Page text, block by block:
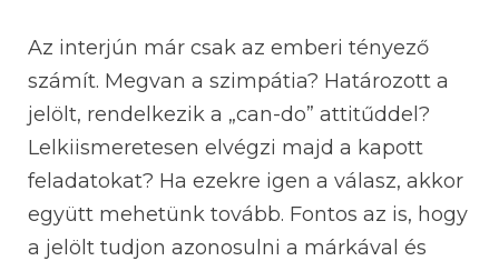
Az interjún már csak az emberi tényező
számít. Megvan a szimpátia? Határozott a
jelölt, rendelkezik a „can-do” attitűddel?
Lelkiismeretesen elvégzi majd a kapott
feladatokat? Ha ezekre igen a válasz, akkor
együtt mehetünk tovább. Fontos az is, hogy
a jelölt tudjon azonosulni a márkával és